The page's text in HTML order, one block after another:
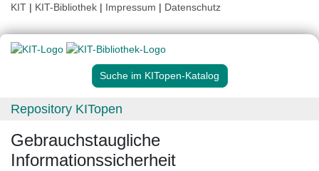
KIT | KIT-Bibliothek | Impressum | Datenschutz
Suche im KITopen-Katalog
Repository KITopen
Gebrauchstaugliche
Informationssicherheit